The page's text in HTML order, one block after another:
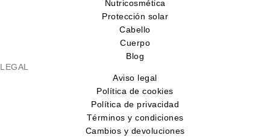
Nutricosmética
Protección solar
Cabello
Cuerpo
Blog
LEGAL
Aviso legal
Política de cookies
Política de privacidad
Términos y condiciones
Cambios y devoluciones